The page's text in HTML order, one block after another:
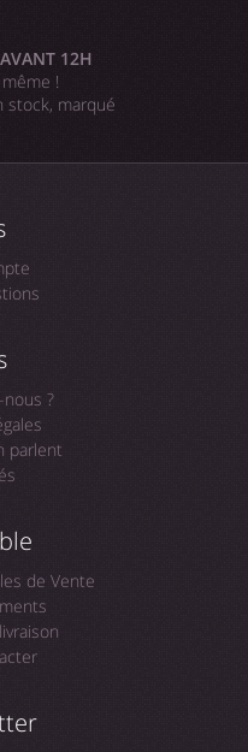
12H
!
stock, marqué
?
parlent
de Vente